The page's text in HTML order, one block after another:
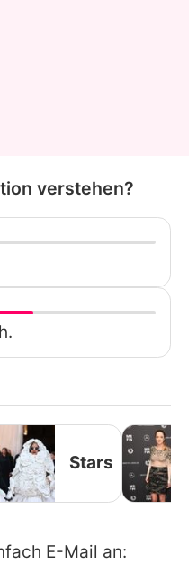
verstehen?
Stars
E-Mail an: